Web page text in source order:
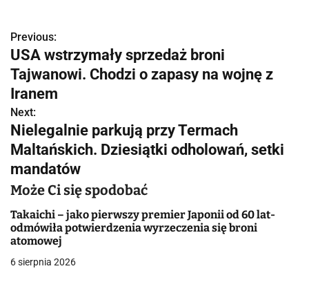
N
a
w
i
g
a
c
j
a
Previous:
USA wstrzymały sprzedaż broni
Tajwanowi. Chodzi o zapasy na wojnę z
Iranem
Next:
Nielegalnie parkują przy Termach
Maltańskich. Dziesiątki odholowań, setki
mandatów
Może Ci się spodobać
Takaichi – jako pierwszy premier Japonii od 60 lat-
odmówiła potwierdzenia wyrzeczenia się broni
atomowej
6 sierpnia 2026